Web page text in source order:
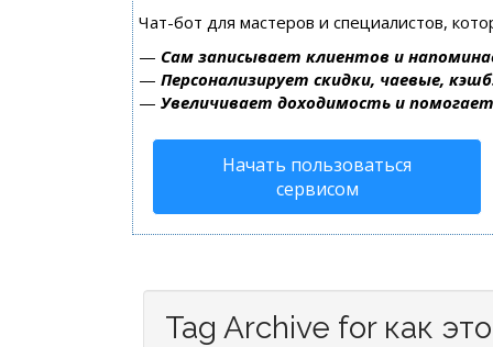
Чат-бот для мастеров и специалистов,
— Сам записывает клиентов и
— Персонализирует скидки, чаевые,
— Увеличивает доходимость и
Начать пользоваться
сервисом
Tag Archive for как